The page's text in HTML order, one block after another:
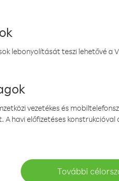
lebonyolítását teszi lehetővé
vezetékes és
A havi előfizetéses
További